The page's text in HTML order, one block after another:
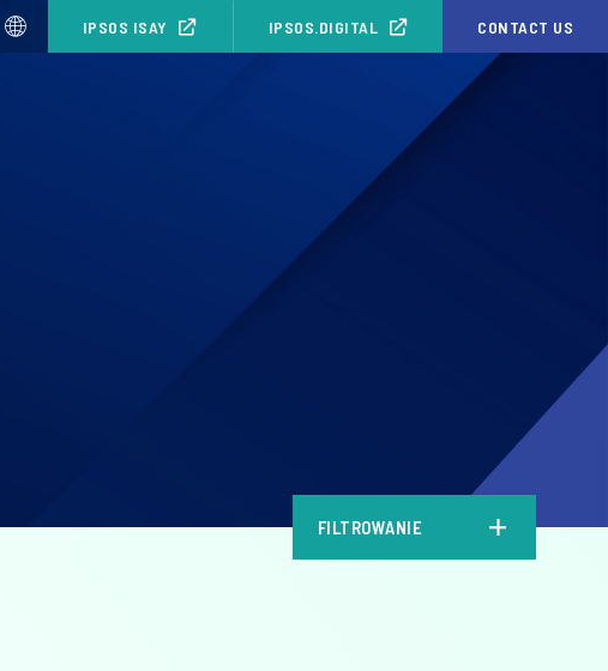
IPSOS ISAY IPSOS.DIGITAL CONTACT US
FILTROWANIE